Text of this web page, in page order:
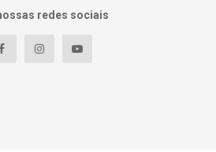
redes sociais